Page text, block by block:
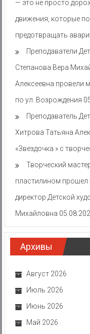
— это не просто
движения, которые
предотвращать
Преподаватели
Степанова Вера
Алексеевна провели
по ул. Возрождения
Преподаватель
Хитрова Татьяна
«Звездочка » с
Творческий
пластилином прошел
директор Детской
Михайловна
Архивы
Август 2026
Июль 2026
Июнь 2026
Май 2026